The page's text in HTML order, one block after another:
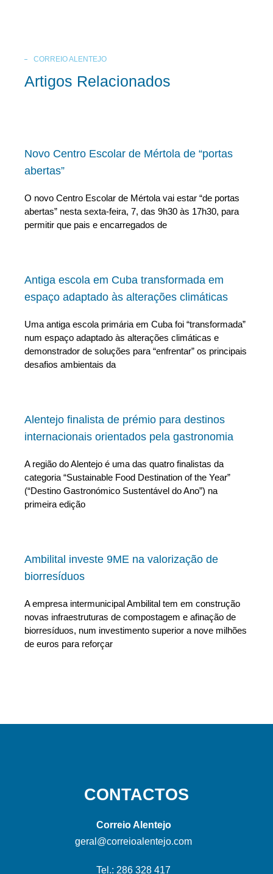
CORREIO ALENTEJO
Artigos Relacionados
Novo Centro Escolar de Mértola de “portas
abertas”
O novo Centro Escolar de Mértola vai estar “de portas
abertas” nesta sexta-feira, 7, das 9h30 às 17h30, para
permitir que pais e encarregados de
Antiga escola em Cuba transformada em
espaço adaptado às alterações climáticas
Uma antiga escola primária em Cuba foi “transformada”
num espaço adaptado às alterações climáticas e
demonstrador de soluções para “enfrentar” os principais
desafios ambientais da
Alentejo finalista de prémio para destinos
internacionais orientados pela gastronomia
A região do Alentejo é uma das quatro finalistas da
categoria “Sustainable Food Destination of the Year”
(“Destino Gastronómico Sustentável do Ano”) na
primeira edição
Ambilital investe 9ME na valorização de
biorresíduos
A empresa intermunicipal Ambilital tem em construção
novas infraestruturas de compostagem e afinação de
biorresíduos, num investimento superior a nove milhões
de euros para reforçar
CONTACTOS
Correio Alentejo
geral@correioalentejo.com
Tel.: 286 328 417